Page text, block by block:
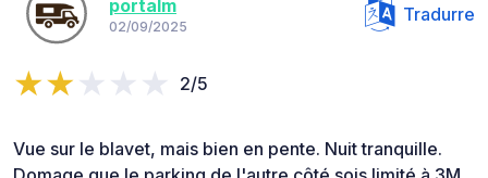
portalm
02/09/2025
Tradurre
2/5
Vue sur le blavet, mais bien en pente. Nuit tranquille.